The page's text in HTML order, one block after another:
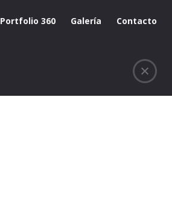
Portfolio 360 Galería Contacto